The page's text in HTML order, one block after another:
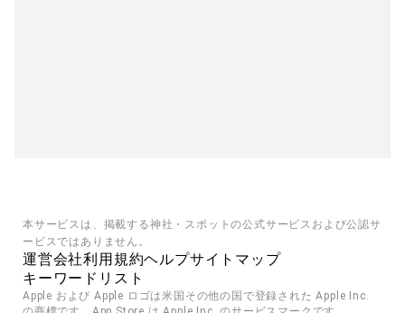
本サービスは、掲載する神社・スポットの公式サービスおよび公認サ
ービスではありません。
運営会社利用規約ヘルプサイトマップ
キーワードリスト
Apple および Apple ロゴは米国その他の国で登録された Apple Inc.